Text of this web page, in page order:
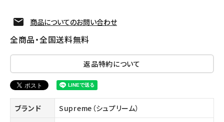
商品についてのお問い合わせ
全商品・全国送料無料
返品特約について
ブランド
Supreme（シュプリーム）